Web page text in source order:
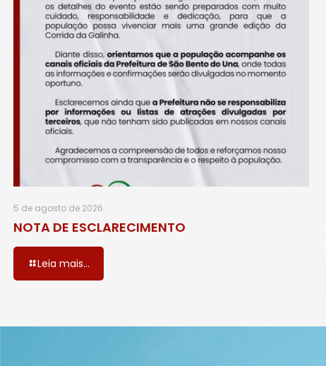
5 de agosto de 2026
NOTA DE ESCLARECIMENTO
Leia mais...